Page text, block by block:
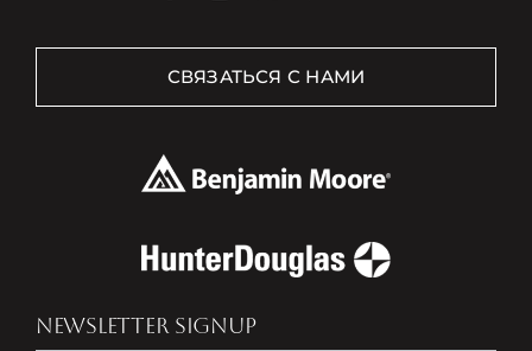
СВЯЗАТЬСЯ С НАМИ
NEWSLETTER SIGNUP